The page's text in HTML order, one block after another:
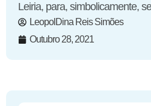
Leiria, para, simbolicamente,
LeopolDina Reis Simões
Outubro 28, 2021